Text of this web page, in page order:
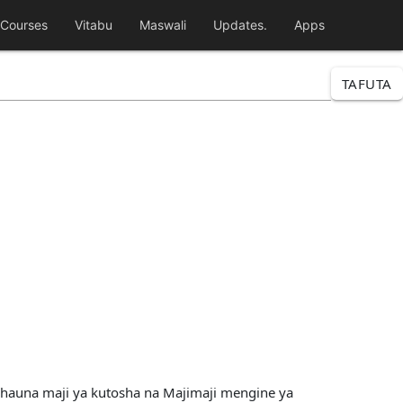
Courses Vitabu Maswali Updates. Apps
TAFUTA
maji ya kutosha na Majimaji mengine ya